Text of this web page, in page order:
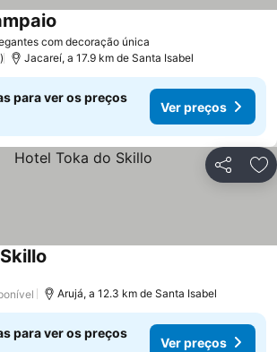
com decoração única
Jacareí, a 17.9 km de Santa Isabel
para ver os preços
Ver preços
Partilhar
Arujá, a 12.3 km de Santa Isabel
para ver os preços
Ver preços